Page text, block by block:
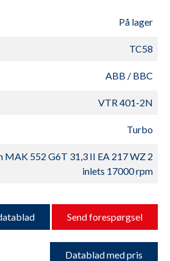
På lager
TC58
ABB / BBC
VTR 401-2N
Turbo
MAK 552 G6T 31,3 II EA 217 WZ 2
inlets 17000 rpm
Send forespørgsel
Datablad med pris